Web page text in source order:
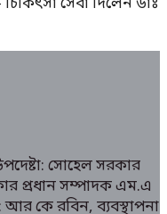
সোহেল সরকার
প্রধান সম্পাদক এম.এ
কে রবিন, ব্যবস্থাপনা